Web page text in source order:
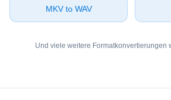
⁦MKV⁩ to ⁦WAV⁩
Und viele weitere Formatkonvertierungen